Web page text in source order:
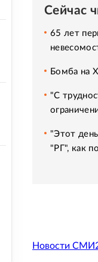
Сейчас
65 лет
Бомба на
"С
"Этот
"РГ", как
Новости